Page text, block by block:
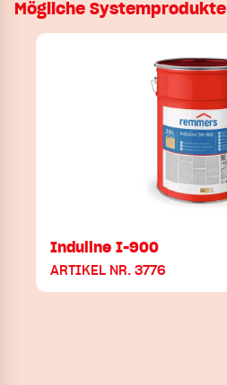
Mögliche Systemprodukte
Induline I-900
ARTIKEL NR. 3776